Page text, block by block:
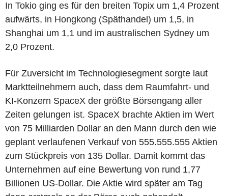
In Tokio ging es für den breiten Topix um 1,4 Prozent
aufwärts, in Hongkong (Späthandel) um 1,5, in
Shanghai um 1,1 und im australischen Sydney um
2,0 Prozent.
Für Zuversicht im Technologiesegment sorgte laut
Marktteilnehmern auch, dass dem Raumfahrt- und
KI-Konzern SpaceX der größte Börsengang aller
Zeiten gelungen ist. SpaceX brachte Aktien im Wert
von 75 Milliarden Dollar an den Mann durch den wie
geplant verlaufenen Verkauf von 555.555.555 Aktien
zum Stückpreis von 135 Dollar. Damit kommt das
Unternehmen auf eine Bewertung von rund 1,77
Billionen US-Dollar. Die Aktie wird später am Tag